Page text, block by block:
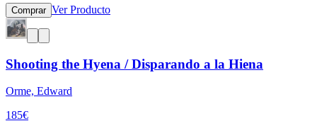
Comprar Ver Producto
Shooting the Hyena / Disparando a la Hiena
Orme, Edward
185€